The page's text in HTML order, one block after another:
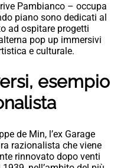
Pambianco – occupa
piano sono dedicati al
ad ospitare progetti
pop up immersivi
e culturale.
esempio
de Min, l’ex Garage
razionalista che viene
rinnovato dopo venti